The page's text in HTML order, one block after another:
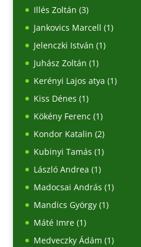
Illés Zoltán (3)
Jankovics Marcell (1)
Jelenczki István (1)
Juhász Zoltán (1)
Kerényi Lajos atya (1)
Kiss Dénes (1)
Kökény Ferenc (1)
Kondor Katalin (2)
Kubinyi Tamás (1)
László Andrea (1)
Madocsai András (1)
Mandics György(1)
Máté Imre(1)
Medveczky Ádám (1)